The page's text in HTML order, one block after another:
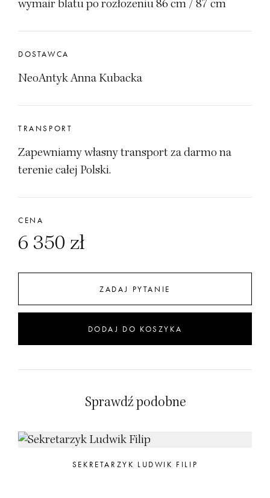
wymair blatu po rozłozeniu 86 cm / 87 cm
DOSTAWCA
NeoAntyk Anna Kubacka
TRANSPORT
Zapewniamy własny transport za darmo na
terenie całej Polski.
CENA
6 350 zł
ZADAJ PYTANIE
DODAJ DO KOSZYKA
Sprawdź podobne
SEKRETARZYK LUDWIK FILIP